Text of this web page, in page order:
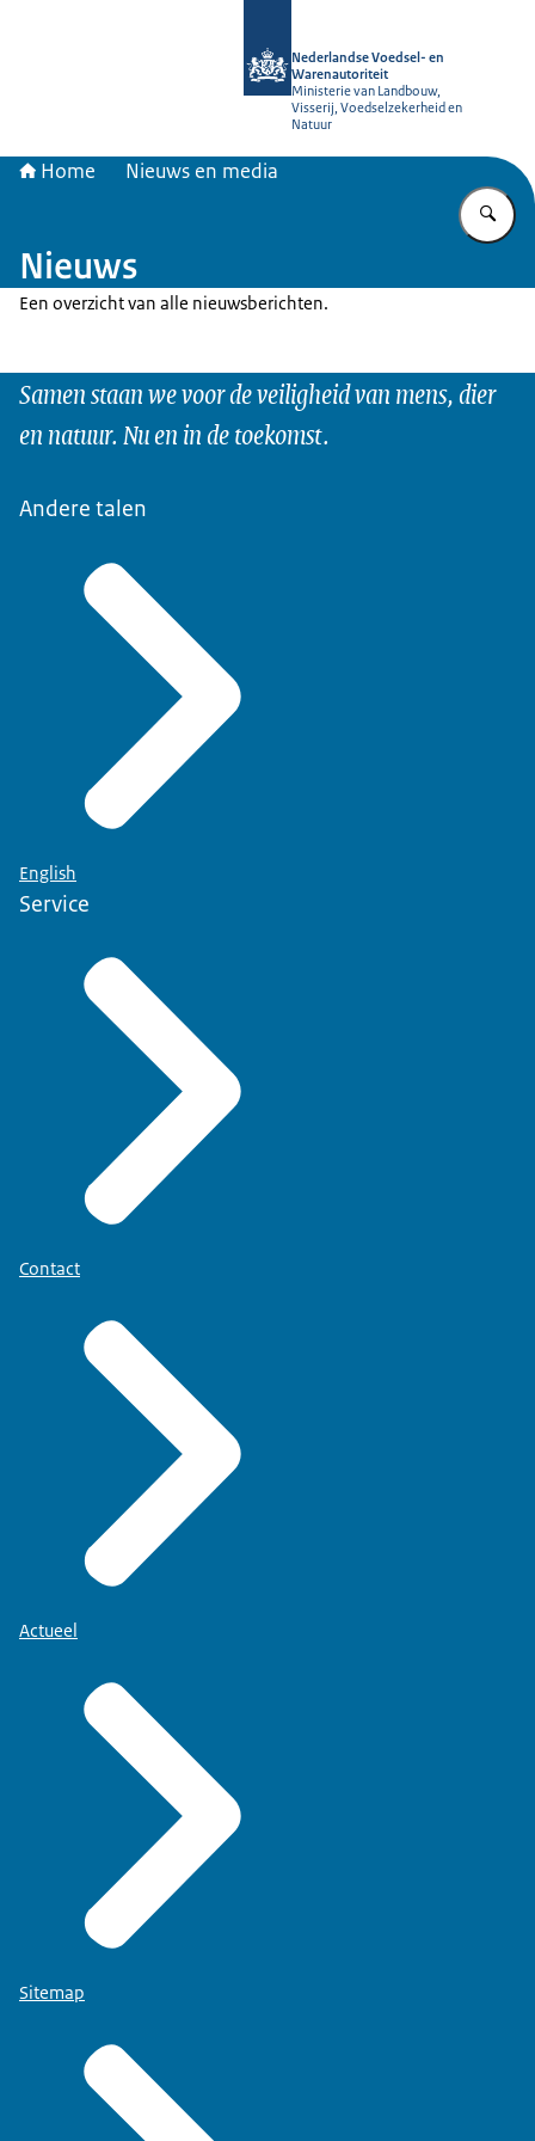
Nederlandse Voedsel- en
Warenautoriteit
Ministerie van Landbouw,
Visserij, Voedselzekerheid en
Natuur
Home Nieuws en media
Nieuws
Een overzicht van alle nieuwsberichten.
Samen staan we voor de veiligheid van mens, dier
en natuur. Nu en in de toekomst.
Andere talen
English
Service
Contact
Actueel
Sitemap